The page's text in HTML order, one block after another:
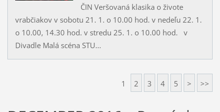
ČIN Veršovaná klasika o živote
vrabčiakov v sobotu 21. 1. o 10.00 hod. v nedeľu 22. 1.
o 10.00, 14.30 hod. v stredu 25. 1. o 10.00 hod. v
Divadle Malá scéna STU...
1 2 3 4 5 > >>